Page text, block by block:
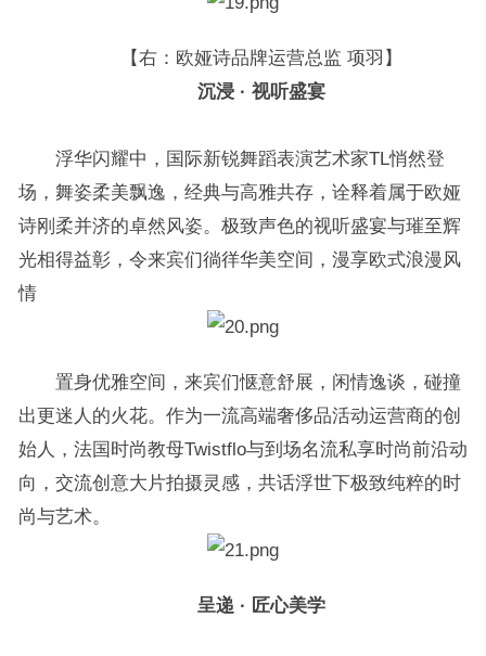
【右：欧娅诗品牌运营总监 项羽】
沉浸 · 视听盛宴
浮华闪耀中，国际新锐舞蹈表演艺术家TL悄然登
场，舞姿柔美飘逸，经典与高雅共存，诠释着属于欧娅
诗刚柔并济的卓然风姿。极致声色的视听盛宴与璀至辉
光相得益彰，令来宾们徜徉华美空间，漫享欧式浪漫风
情
置身优雅空间，来宾们惬意舒展，闲情逸谈，碰撞
出更迷人的火花。作为一流高端奢侈品活动运营商的创
始人，法国时尚教母Twistflo与到场名流私享时尚前沿动
向，交流创意大片拍摄灵感，共话浮世下极致纯粹的时
尚与艺术。
呈递 · 匠心美学